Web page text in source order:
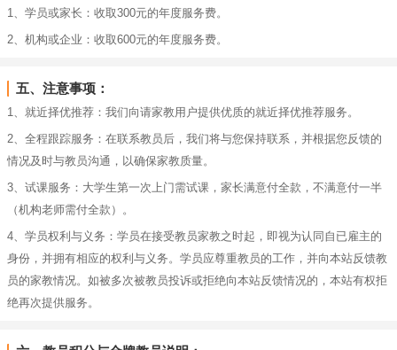
1、学员或家长：收取300元的年度服务费。
2、机构或企业：收取600元的年度服务费。
五、注意事项：
1、就近择优推荐：我们向请家教用户提供优质的就近择优推荐服务。
2、全程跟踪服务：在联系教员后，我们将与您保持联系，并根据您反馈的
情况及时与教员沟通，以确保家教质量。
3、试课服务：大学生第一次上门需试课，家长满意付全款，不满意付一半
（机构老师需付全款）。
4、学员权利与义务：学员在接受教员家教之时起，即视为认同自已雇主的
身份，并拥有相应的权利与义务。学员应尊重教员的工作，并向本站反馈教
员的家教情况。如被多次被教员投诉或拒绝向本站反馈情况的，本站有权拒
绝再次提供服务。